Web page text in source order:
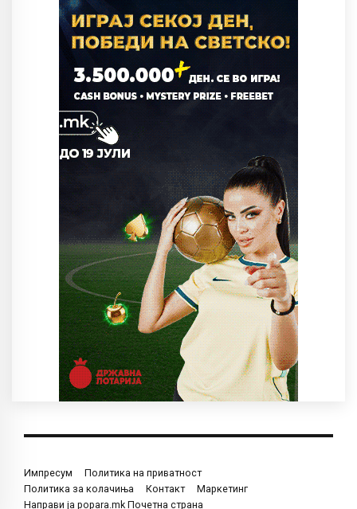
Импресум
Политика на приватност
Политика за колачиња
Контакт
Маркетинг
Направи ја popara.mk Почетна страна